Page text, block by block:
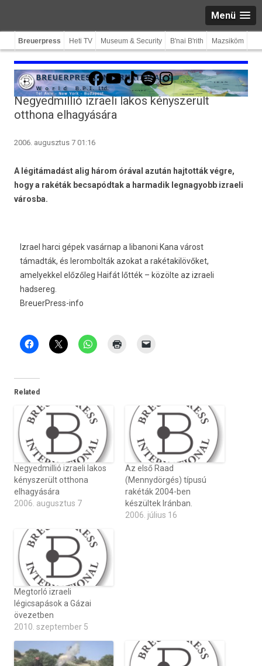
Menü
Breuerpress Heti TV Museum & Security B'nai B'rith Mazsiköm
Facebook
YouTube
TikTokSpotifyInstagram
Negyedmillió izraeli lakos kényszerült
otthona elhagyására
2006. augusztus 7 01:16
A légitámadást alig három órával azután hajtották végre,
hogy a rakéták becsapódtak a harmadik legnagyobb izraeli
városba.
Izrael harci gépek vasárnap a libanoni Kana várost
támadták, és lerombolták azokat a rakétakilövőket,
amelyekkel előzőleg Haifát lőtték – közölte az izraeli
hadsereg.
BreuerPress-info
Related
Negyedmillió izraeli lakos
kényszerült otthona
elhagyására
2006. augusztus 7
Az első Raad
(Mennydörgés) típusú
rakéták 2004-ben
készültek Iránban.
2006. július 16
Megtorló izraeli
légicsapások a Gázai
övezetben
2010. szeptember 5